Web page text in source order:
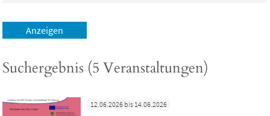
Suchergebnis (5 Veranstaltungen)
12.06.2026 bis 14.06.2026